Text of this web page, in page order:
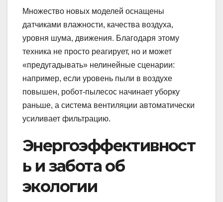
Множество новых моделей оснащены
датчиками влажности, качества воздуха,
уровня шума, движения. Благодаря этому
техника не просто реагирует, но и может
«предугадывать» нелинейные сценарии:
например, если уровень пыли в воздухе
повышен, робот-пылесос начинает уборку
раньше, а система вентиляции автоматически
усиливает фильтрацию.
Энергоэффективност
ь и забота об
экологии